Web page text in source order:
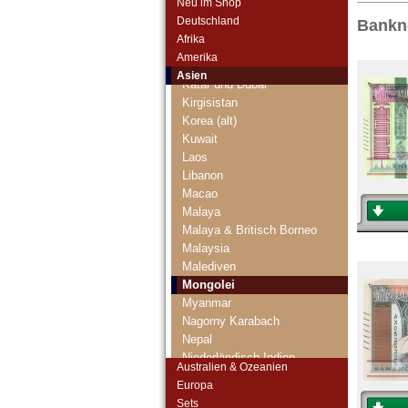
Deutschland
Afrika
Amerika
Asien
Katar
Katar und Dubai
Kirgisistan
Korea (alt)
Kuwait
Laos
Libanon
Macao
Malaya
Malaya & Britisch Borneo
Malaysia
Malediven
Mongolei
Myanmar
Nagorny Karabach
Nepal
Niederländisch Indien
Oman
Australien & Ozeanien
Europa
Sets